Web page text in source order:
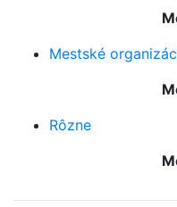
Mestské
Rôzne